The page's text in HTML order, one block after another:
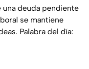
una deuda pendiente
se mantiene
Palabra del día: